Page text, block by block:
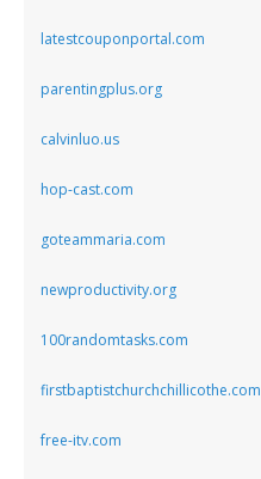
latestcouponportal.com
parentingplus.org
calvinluo.us
hop-cast.com
goteammaria.com
newproductivity.org
100randomtasks.com
firstbaptistchurchchillicothe.com
free-itv.com